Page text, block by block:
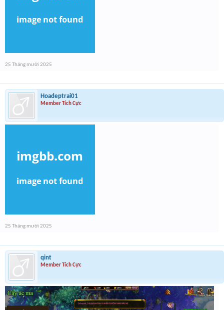
25 Tháng mười 2025
Hoadeptrai01
Member Tích Cực
25 Tháng mười 2025
qint
Member Tích Cực